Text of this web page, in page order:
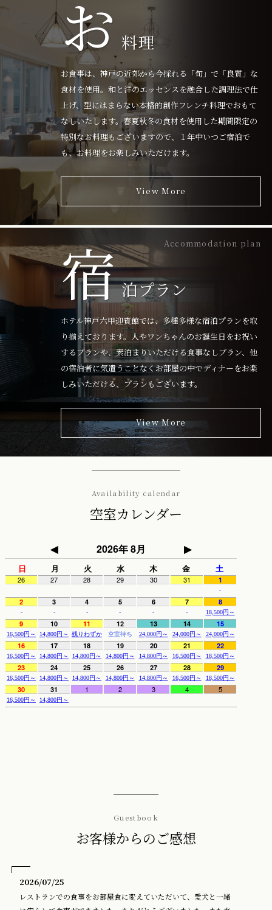
お 料理
お食事は、神戸の近郊から今採れる「旬」で「良質」な
食材を使用。和と洋のエッセンスを融合した調理法で仕
上げ、型にはまらない本格的創作フレンチ料理でおもて
なしいたします。春夏秋冬の食材を使用した期間限定の
特別なお料理もございますので、１年中いつご宿泊で
も、お料理をお楽しみいただけます。
View More
宿泊プラン
Accommodation plan
ホテル神戸六甲迎賓館では、多種多様な宿泊プランを取
り揃えております。人やワンちゃんのお誕生日をお祝い
するプランや、素泊まりいただける食事なしプラン、他
の宿泊者に気遣うことなくお部屋の中でディナーをお楽
しみいただける、プランもございます。
View More
空室カレンダー
Availability calendar
お客様からのご感想
Guestbook
2026/07/25
レストランでの食事をお部屋食に変えていただいて、愛犬と一緒